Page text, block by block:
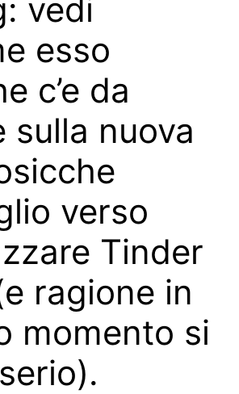
vedi
esso
c’e da
sulla nuova
verso
Tinder
ragione in
momento si